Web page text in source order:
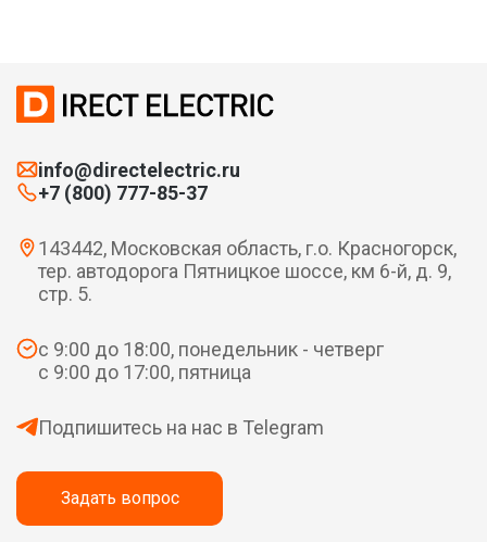
info@directelectric.ru
+7 (800) 777-85-37
143442, Московская область, г.о. Красногорск,
тер. автодорога Пятницкое шоссе, км 6-й, д. 9,
стр. 5.
с 9:00 до 18:00, понедельник - четверг
с 9:00 до 17:00, пятница
Подпишитесь на нас в Telegram
Задать вопрос